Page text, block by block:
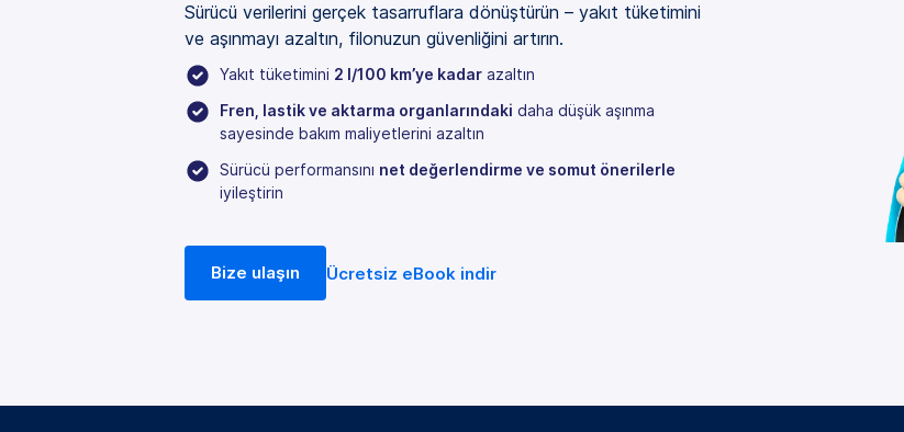
Sürücü verilerini gerçek tasarruflara dönüştürün – yakıt tüketimini
ve aşınmayı azaltın, filonuzun güvenliğini artırın.
Yakıt tüketimini 2 l/100 km’ye kadar azaltın
Fren, lastik ve aktarma organlarındaki daha düşük aşınma
sayesinde bakım maliyetlerini azaltın
Sürücü performansını net değerlendirme ve somut önerilerle
iyileştirin
Bize ulaşın Ücretsiz eBook indir